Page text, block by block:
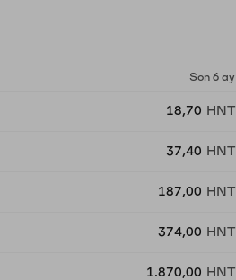
Son 6 ay
18,70 HNT
37,40 HNT
187,00 HNT
374,00 HNT
1.870,00 HNT